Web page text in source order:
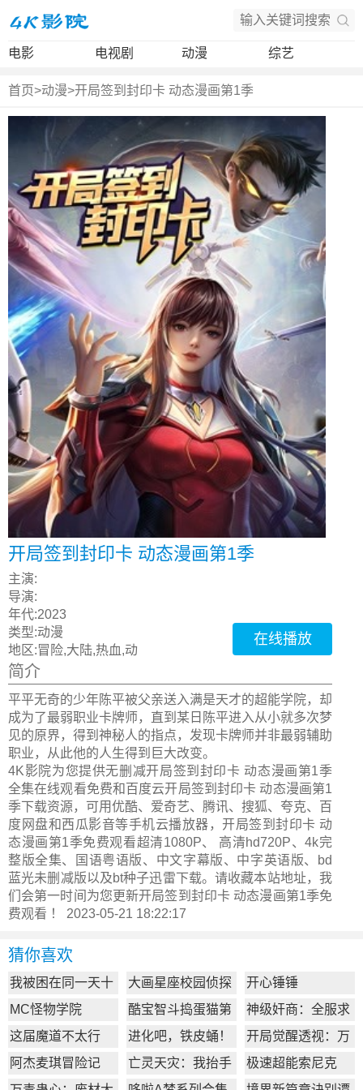
电影 电视剧 动漫 综艺
首页>动漫>开局签到封印卡 动态漫画第1季
开局签到封印卡 动态漫画第1季
主演:
导演:
年代:2023
类型:动漫
地区:冒险,大陆,热血,动
在线播放
简介
平平无奇的少年陈平被父亲送入满是天才的超能学院，却
成为了最弱职业卡牌师，直到某日陈平进入从小就多次梦
见的原界，得到神秘人的指点，发现卡牌师并非最弱辅助
职业，从此他的人生得到巨大改变。
4K影院为您提供无删减开局签到封印卡 动态漫画第1季
全集在线观看免费和百度云开局签到封印卡 动态漫画第1
季下载资源，可用优酷、爱奇艺、腾讯、搜狐、夸克、百
度网盘和西瓜影音等手机云播放器，开局签到封印卡 动
态漫画第1季免费观看超清1080P、 高清hd720P、4k完
整版全集、国语粤语版、中文字幕版、中字英语版、bd
蓝光未删减版以及bt种子迅雷下载。请收藏本站地址，我
们会第一时间为您更新开局签到封印卡 动态漫画第1季免
费观看 ！ 2023-05-21 18:22:17
猜你喜欢
我被困在同一天十
万年
大画星座校园侦探
第2季
开心锤锤
MC怪物学院
酷宝智斗捣蛋猫第
1季
神级奸商：全服求
我别薅了
这届魔道不太行 进化吧，铁皮蛹！
开局觉醒透视：万
物皆透,我即无敌
阿杰麦琪冒险记
亡灵天灾：我抬手
百万骨海
极速超能索尼克